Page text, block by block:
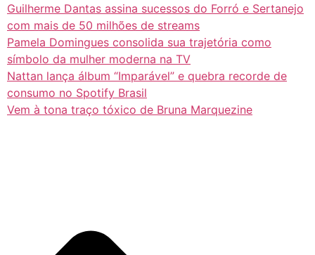
Guilherme Dantas assina sucessos do Forró e Sertanejo
com mais de 50 milhões de streams
Pamela Domingues consolida sua trajetória como
símbolo da mulher moderna na TV
Nattan lança álbum “Imparável” e quebra recorde de
consumo no Spotify Brasil
Vem à tona traço tóxico de Bruna Marquezine